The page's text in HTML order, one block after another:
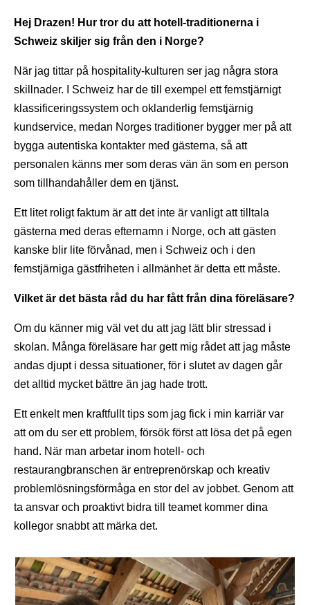
Hej Drazen! Hur tror du att hotell-traditionerna i
Schweiz skiljer sig från den i Norge?
När jag tittar på hospitality-kulturen ser jag några stora
skillnader. I Schweiz har de till exempel ett femstjärnigt
klassificeringssystem och oklanderlig femstjärnig
kundservice, medan Norges traditioner bygger mer på att
bygga autentiska kontakter med gästerna, så att
personalen känns mer som deras vän än som en person
som tillhandahåller dem en tjänst.
Ett litet roligt faktum är att det inte är vanligt att tilltala
gästerna med deras efternamn i Norge, och att gästen
kanske blir lite förvånad, men i Schweiz och i den
femstjärniga gästfriheten i allmänhet är detta ett måste.
Vilket är det bästa råd du har fått från dina föreläsare?
Om du känner mig väl vet du att jag lätt blir stressad i
skolan. Många föreläsare har gett mig rådet att jag måste
andas djupt i dessa situationer, för i slutet av dagen går
det alltid mycket bättre än jag hade trott.
Ett enkelt men kraftfullt tips som jag fick i min karriär var
att om du ser ett problem, försök först att lösa det på egen
hand. När man arbetar inom hotell- och
restaurangbranschen är entreprenörskap och kreativ
problemlösningsförmåga en stor del av jobbet. Genom att
ta ansvar och proaktivt bidra till teamet kommer dina
kollegor snabbt att märka det.